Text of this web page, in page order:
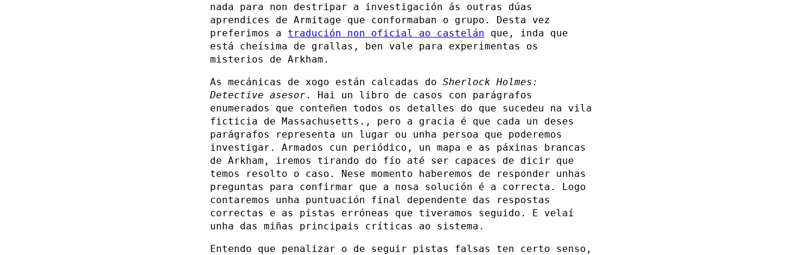
nada para non destripar a investigación ás outras dúas
aprendices de Armitage que conformaban o grupo. Desta vez
preferimos a tradución non oficial ao castelán que, inda que
está cheísima de grallas, ben vale para experimentas os
misterios de Arkham.
As mecánicas de xogo están calcadas do Sherlock Holmes:
Detective asesor. Hai un libro de casos con parágrafos
enumerados que conteñen todos os detalles do que sucedeu na vila
ficticia de Massachusetts., pero a gracia é que cada un deses
parágrafos representa un lugar ou unha persoa que poderemos
investigar. Armados cun periódico, un mapa e as páxinas brancas
de Arkham, iremos tirando do fío até ser capaces de dicir que
temos resolto o caso. Nese momento haberemos de responder unhas
preguntas para confirmar que a nosa solución é a correcta. Logo
contaremos unha puntuación final dependente das respostas
correctas e as pistas erróneas que tiveramos seguido. E velaí
unha das miñas principais críticas ao sistema.
Entendo que penalizar o de seguir pistas falsas ten certo senso,